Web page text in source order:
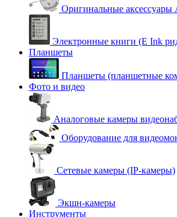
Оригинальные аксессуары
Электронные книги (E Ink
Планшеты
Планшеты (планшетные
Фото и видео
Аналоговые камеры
Оборудование для
Сетевые камеры (IP-камеры)
Экшн-камеры
Инструменты